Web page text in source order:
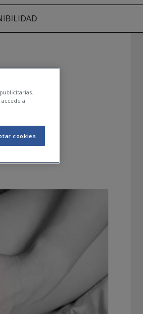
a
cookies